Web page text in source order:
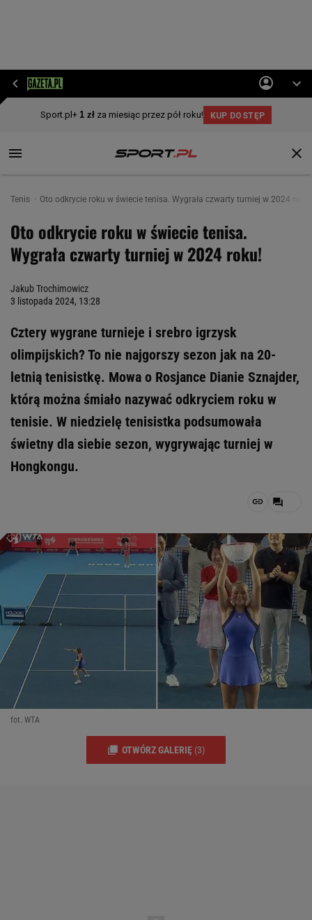
Tenis Oto odkrycie roku w świecie tenisa. Wygrała czwarty turniej w 2024 roku!
Oto odkrycie roku w świecie tenisa.
Wygrała czwarty turniej w 2024 roku!
Jakub Trochimowicz
3 listopada 2024, 13:28
Cztery wygrane turnieje i srebro igrzysk
olimpijskich? To nie najgorszy sezon jak na 20-
letnią tenisistkę. Mowa o Rosjance Dianie Sznajder,
którą można śmiało nazywać odkryciem roku w
tenisie. W niedzielę tenisistka podsumowała
świetny dla siebie sezon, wygrywając turniej w
Hongkongu.
fot. WTA
OTWÓRZ GALERIĘ (3)